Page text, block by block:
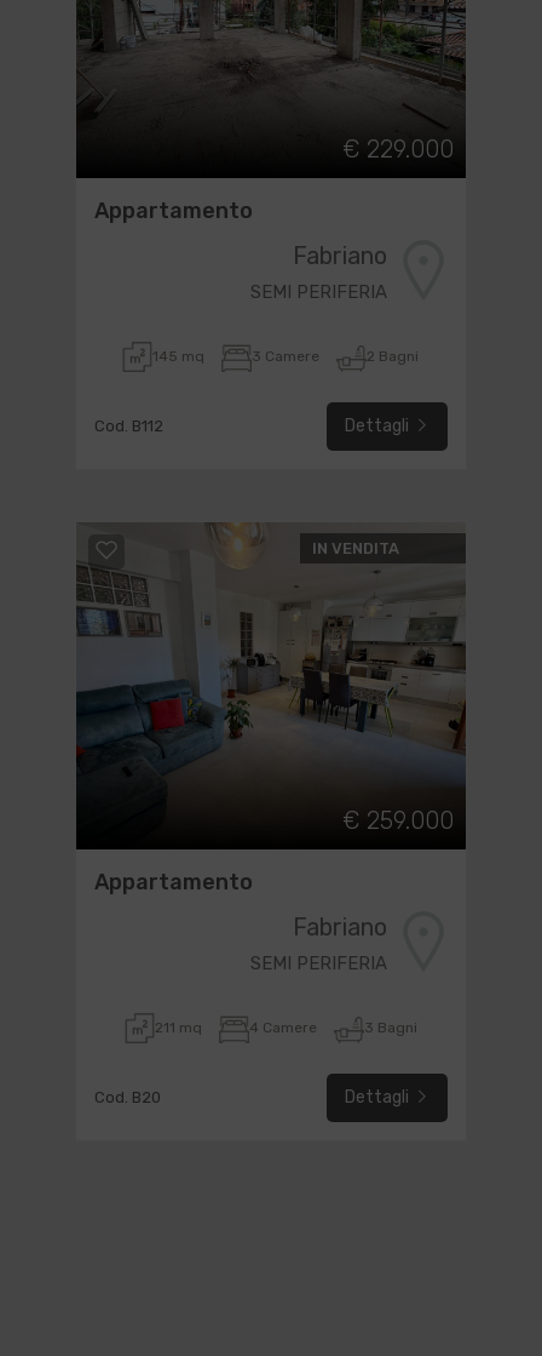
€ 229.000
Appartamento
Fabriano
SEMI PERIFERIA
145 mq 3 Camere 2 Bagni
Cod. B112 Dettagli
IN VENDITA
€ 259.000
Appartamento
Fabriano
SEMI PERIFERIA
211 mq 4 Camere 3 Bagni
Cod. B20 Dettagli